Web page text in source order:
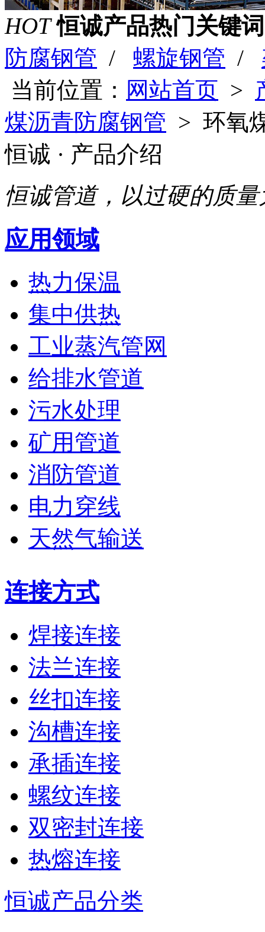
HOT 恒诚产品热门关键
防腐钢管 / 螺旋钢管 /
当前位置： 网站首页 >
煤沥青防腐钢管 > 环氧
恒诚 · 产品介绍
恒诚管道，以过硬的质
应用领域
热力保温
集中供热
工业蒸汽管网
给排水管道
污水处理
矿用管道
消防管道
电力穿线
天然气输送
连接方式
焊接连接
法兰连接
丝扣连接
沟槽连接
承插连接
螺纹连接
双密封连接
热熔连接
恒诚产品分类